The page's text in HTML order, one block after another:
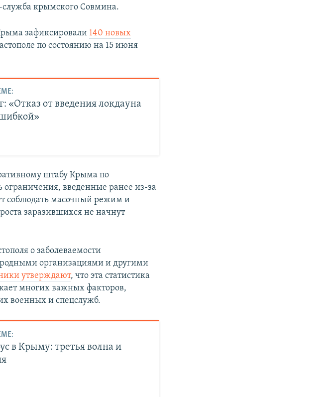
служба крымского Совмина.
зафиксировали 140 новых
по состоянию на 15 июня
«Отказ от введения локдауна
штабу Крыма по
ограничения, введенные ранее из-за
соблюдать масочный режим и
заразившихся не начнут
о заболеваемости
организациями и другими
утверждают, что эта статистика
многих важных факторов,
военных и спецслужб.
в Крыму: третья волна и